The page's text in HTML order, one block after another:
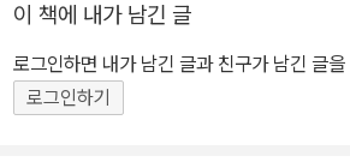
이에 원서를 우리말로 번역 출간함에 따라 국
이지 가득 실린 시원스러운 사진과 더불어 그
할 수 있게 되었다. 가장 아름답고 전설적인 자동차인 페라리 F50이
표지를 장식하고 있는 이 책에는 자동차 발전
이 책에 내가 남긴 글
로그인하면 내가 남긴 글과 친구가 남긴 글
로그인하기